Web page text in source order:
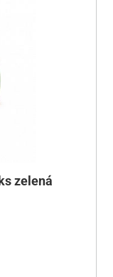
zelená